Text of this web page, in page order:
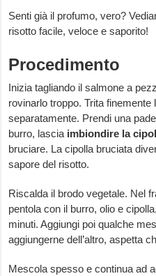
Senti già il profumo, vero?
risotto facile, veloce e saporito!
Procedimento
Inizia tagliando il salmone a
rovinarlo troppo. Trita
separatamente. Prendi una
burro, lascia imbiondire la
bruciare. La cipolla bruciata
sapore del risotto.
Riscalda il brodo vegetale. Nel
pentola con il burro, olio e
minuti. Aggiungi poi qualche
aggiungerne dell’altro, aspetta
Mescola spesso e continua ad